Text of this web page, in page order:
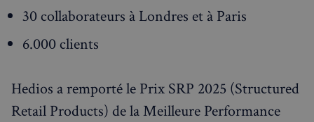
30 collaborateurs à Londres et à Paris
6.000 clients
Hedios a remporté le Prix SRP 2025 (Structured
Retail Products) de la Meilleure Performance